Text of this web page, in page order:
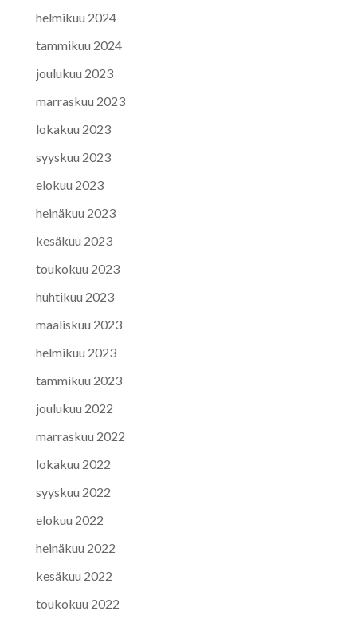
helmikuu 2024
tammikuu 2024
joulukuu 2023
marraskuu 2023
lokakuu 2023
syyskuu 2023
elokuu 2023
heinäkuu 2023
kesäkuu 2023
toukokuu 2023
huhtikuu 2023
maaliskuu 2023
helmikuu 2023
tammikuu 2023
joulukuu 2022
marraskuu 2022
lokakuu 2022
syyskuu 2022
elokuu 2022
heinäkuu 2022
kesäkuu 2022
toukokuu 2022